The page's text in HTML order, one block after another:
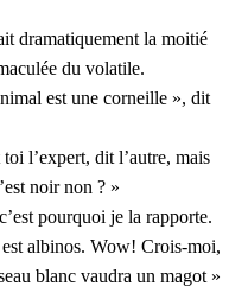
dramatiquement la moitié
du volatile.
noir non ? »
albinos. Wow! Crois-moi,
blanc vaudra un magot »